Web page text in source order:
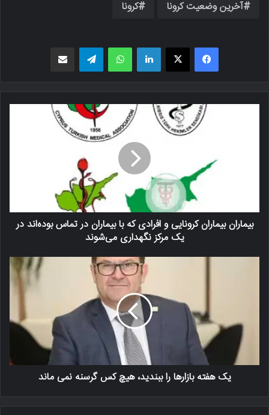
آخرین وضعیت کرونا کرونا
فیسبوک X لینکدین واتس اپ تلگرام
بیماران بیماران کرونایی و افرادی که با بیماران در تماس بوده‌اند در
یک مرکز نگهداری می‌شوند
یک هفته بازارها را ببندید، هیچ کس گرسنه نمی ماند